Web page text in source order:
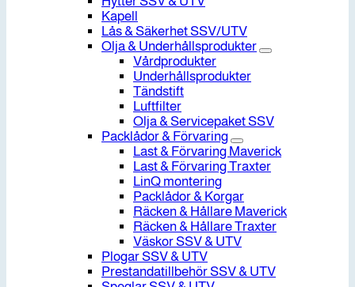
Kapell
Lås & Säkerhet SSV/UTV
Olja & Underhållsprodukter
Vårdprodukter
Underhållsprodukter
Tändstift
Luftfilter
Olja & Servicepaket SSV
Packlådor & Förvaring
Last & Förvaring Maverick
Last & Förvaring Traxter
LinQ montering
Packlådor & Korgar
Räcken & Hållare Maverick
Räcken & Hållare Traxter
Väskor SSV & UTV
Plogar SSV & UTV
Prestandatillbehör SSV & UTV